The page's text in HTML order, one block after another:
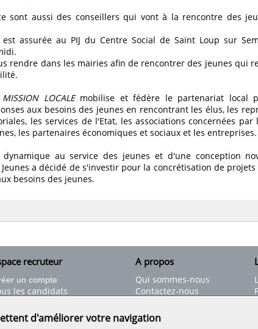
sont aussi des conseillers qui vont à la rencontre des
est assurée au PIJ du Centre Social de Saint Loup sur
rendre dans les mairies afin de rencontrer des jeunes qui
MISSION LOCALEmobilise et fédère le partenariat local
aux besoins des jeunes en rencontrant les élus, les
les services de l'Etat, les associations concernées
les partenaires économiques et sociaux et les entreprises.
dynamique au service des jeunes et d'une conception
Jeunes a décidé de s'investir pour la concrétisation de
besoins des jeunes.
recruteur
un compte
les candidats
une offre de stage
tarifs
A propos
Qui sommes-nous
Contactez-nous
Informations légales
Conditions générales
d'améliorer votre navigation